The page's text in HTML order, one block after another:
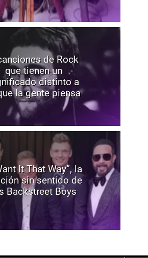
de Rock
que tienen un
distinto a
la gente piensa
It That Way”, la
sin sentido de
Backstreet Boys